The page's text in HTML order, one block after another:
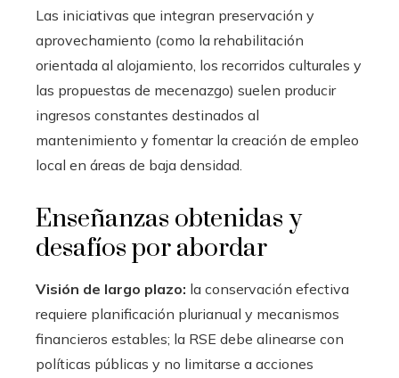
Las iniciativas que integran preservación y
aprovechamiento (como la rehabilitación
orientada al alojamiento, los recorridos culturales y
las propuestas de mecenazgo) suelen producir
ingresos constantes destinados al
mantenimiento y fomentar la creación de empleo
local en áreas de baja densidad.
Enseñanzas obtenidas y
desafíos por abordar
Visión de largo plazo: la conservación efectiva
requiere planificación plurianual y mecanismos
financieros estables; la RSE debe alinearse con
políticas públicas y no limitarse a acciones